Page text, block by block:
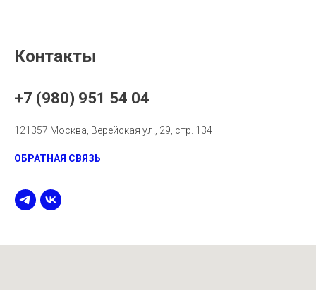
Контакты
+7 (980) 951 54 04
121357 Москва, Верейская ул., 29, стр. 134
ОБРАТНАЯ СВЯЗЬ